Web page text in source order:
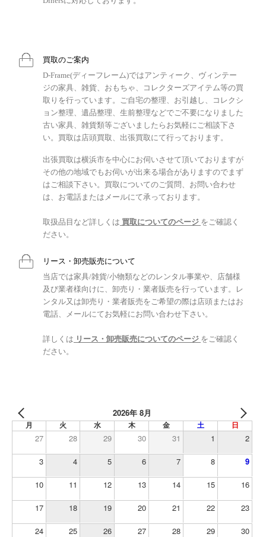
買取のご案内
D-Frame(ディーフレーム)ではアンティーク、ヴィンテー
ジの家具、雑貨、おもちゃ、コレクターズアイテム等の買
取りを行っています。ご自宅の整理、お引越し、コレクシ
ョン整理、遺品整理、生前整理などでご不要になりました
古い家具、雑貨類等ございましたらお気軽にご相談下さ
い。買取は店頭買取、出張買取にて行っております。
出張買取は横浜市を中心にお伺いさせて頂いておりますが
その他の地域でもお伺いが出来る場合がありますのでまず
はご相談下さい。買取についてのご質問、お問い合わせ
は、お電話またはメールにて承っております。
取扱品目など詳しくは 買取についてのページ をご確認く
ださい。
リース・卸売販売について
当店では家具/雑貨/小物類などのレンタル事業や、店舗様
及び業者様向けに、卸売り・業者販売を行っています。レ
ンタル又は卸売り・業者販売をご希望の際は店頭またはお
電話、メールにてお気軽にお問い合わせ下さい。
詳しくは リース・卸売販売についてのページ をご確認く
ださい。
2026年 8月
月 火 水 木 金 土 日
27 28 29 30 31 1 2
3 4 5 6 7 8 9
10 11 12 13 14 15 16
17 18 19 20 21 22 23
24 25 26 27 28 29 30